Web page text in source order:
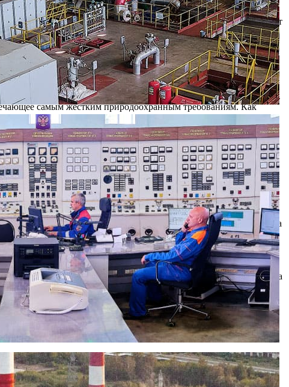
бытовые и загрязненные нефтепродуктами стоки поступают
сбросом подвергаются отстаиванию от взвешенных веществ
загрязнение р. Листвянка. Главный эколог подчеркнула,
и чистоте превосходит воду из Оки, которая
газ, при сжигании которого в атмосферу не выбрасываются
с поставкой газа при аварийных ситуациях на газопроводе.
самым жестким природоохранным требованиям. Как
бетона, что полностью исключает утечку мазута на грунт в
и бетонированные иловые площадки.
вод на 30%. Улучшился и качественный состав стоков:
хлориды и сульфаты) — на 10%.
и тепловой энергии Ново-Рязанская ТЭЦ использует
зола. Работа станции на природном газе как основном виде
строгом соответствии с установленными допустимыми нормами.
Отдаленность предприятия от города и высокие трубы (до
производится отбор и анализ проб атмосферного воздуха на
жилой застройки в 10 раз ниже допустимой.
раздельно в специально оборудованных маркированных
Свидетельства государственного образца. Затем собранные
к подрядным организациям является наличие у них лицензии на
для предприятия абсолютным приоритетом. «Охрана
компании и людей, работающих в ней, но и всех потребителей,
экологии, поэтому рязанцы могут быть спокойны — никаких